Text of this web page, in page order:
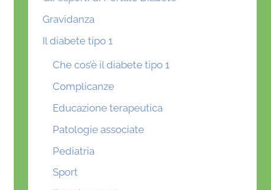
Gravidanza
Il diabete tipo 1
Che cos’è il diabete tipo 1
Complicanze
Educazione terapeutica
Patologie associate
Pediatria
Sport